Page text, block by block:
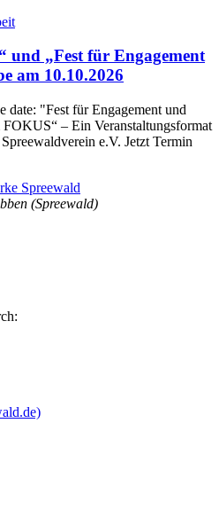
und „Fest für Engagement
am 10.10.2026
date: "Fest für Engagement und
– Ein Veranstaltungsformat
e.V. Jetzt Termin
Spreewald
(Spreewald)